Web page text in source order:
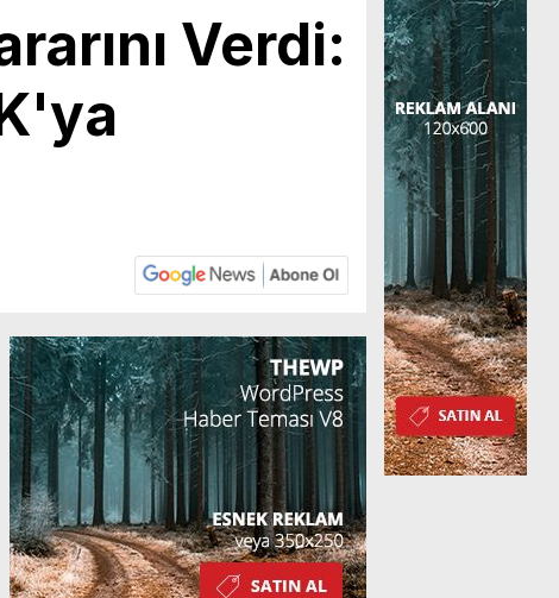
Verdi: